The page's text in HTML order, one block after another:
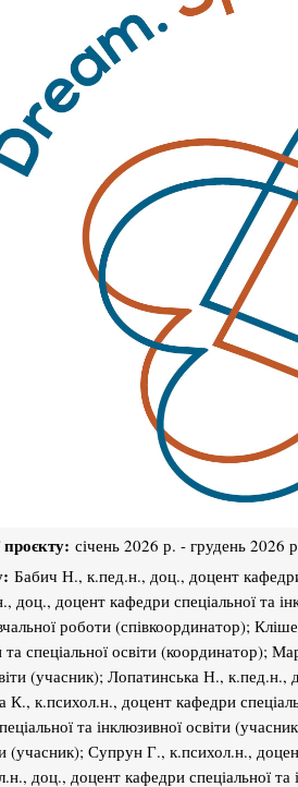
проєкту: січень 2026 р. - грудень 2026
Бабич Н., к.пед.н., доц., доцент кафедри
доцент кафедри спеціальної та
роботи (співкоординатор);
та спеціальної освіти (координатор);
(учасник); Лопатинська Н., к.пед.н.,
к.психол.н., доцент кафедри
та інклюзивної освіти
(учасник); Супрун Г., к.психол.н.,
доц., доцент кафедри спеціальної та